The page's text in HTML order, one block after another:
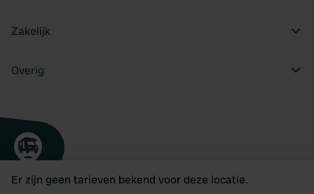
Er zijn geen tarieven bekend voor deze locatie.
Zakelijk
Overig